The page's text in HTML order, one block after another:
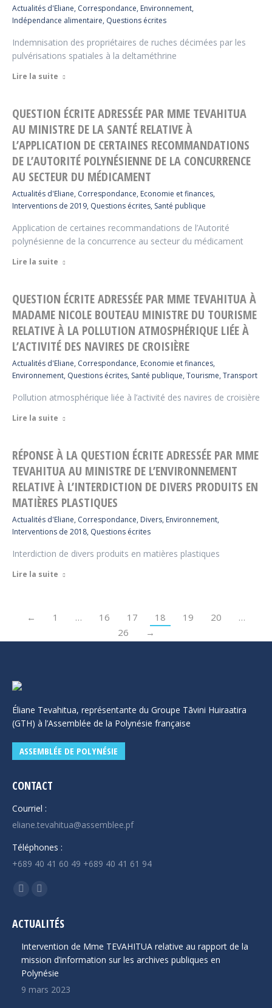
Actualités d'Eliane, Correspondance, Environnement,
Indépendance alimentaire, Questions écrites
Indemnisation des propriétaires de ruches décimées par les
pulvérisations spatiales à la deltaméthrine
Lire la suite
QUESTION ÉCRITE ADRESSÉE PAR MME TEVAHITUA
AU MINISTRE DE LA SANTÉ RELATIVE À
L’APPLICATION DE CERTAINES RECOMMANDATIONS
DE L’AUTORITÉ POLYNÉSIENNE DE LA CONCURRENCE
AU SECTEUR DU MÉDICAMENT
Actualités d'Eliane, Correspondance, Economie et finances,
Interventions de 2019, Questions écrites, Santé publique
Application de certaines recommandations de l’Autorité
polynésienne de la concurrence au secteur du médicament
Lire la suite
QUESTION ÉCRITE ADRESSÉE PAR MME TEVAHITUA À
MADAME NICOLE BOUTEAU MINISTRE DU TOURISME
RELATIVE À LA POLLUTION ATMOSPHÉRIQUE LIÉE À
L’ACTIVITÉ DES NAVIRES DE CROISIÈRE
Actualités d'Eliane, Correspondance, Economie et finances,
Environnement, Questions écrites, Santé publique, Tourisme, Transport
Pollution atmosphérique liée à l’activité des navires de croisière
Lire la suite
RÉPONSE À LA QUESTION ÉCRITE ADRESSÉE PAR MME
TEVAHITUA AU MINISTRE DE L’ENVIRONNEMENT
RELATIVE À L’INTERDICTION DE DIVERS PRODUITS EN
MATIÈRES PLASTIQUES
Actualités d'Eliane, Correspondance, Divers, Environnement,
Interventions de 2018, Questions écrites
Interdiction de divers produits en matières plastiques
Lire la suite
← 1 … 16 17 18 19 20
…
26
→
Éliane Tevahitua, représentante du Groupe Tāvini Huiraatira
(GTH) à l’Assemblée de la Polynésie française
ASSEMBLÉE DE POLYNÉSIE
CONTACT
Courriel :
eliane.tevahitua@assemblee.pf
Téléphones :
+689 40 41 60 49 +689 40 41 61 94
Trouvez nous sur :
La
Facebook
s'ouvre
dans
une
nouvelle
La
YouTube
s'ouvre
dans
une
nouvelle
ACTUALITÉS
Intervention de Mme TEVAHITUA relative au rapport de la
mission d’information sur les archives publiques en
Polynésie
9 mars 2023